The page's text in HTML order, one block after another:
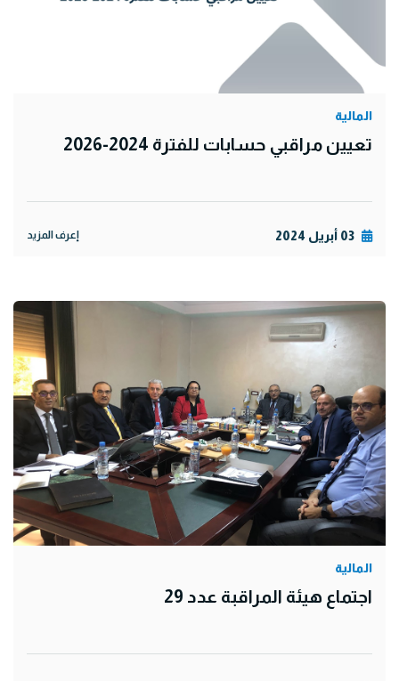
المالية
تعيين مراقبي حسابات للفترة 2024-2026
03 أبريل 2024 إعرف المزيد
المالية
اجتماع هيئة المراقبة عدد 29